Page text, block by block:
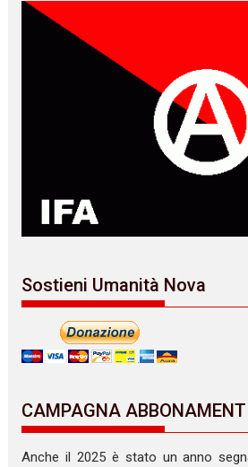
Sostieni Umanità Nova
CAMPAGNA
Anche il 2025 è stato un anno